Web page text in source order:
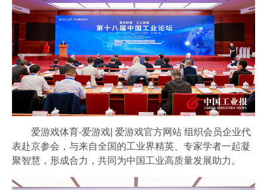
爱游戏体育-爱游戏| 爱游戏官方网站 组织会员企业代
表赴京参会，与来自全国的工业界精英、专家学者一起凝
聚智慧，形成合力，共同为中国工业高质量发展助力。